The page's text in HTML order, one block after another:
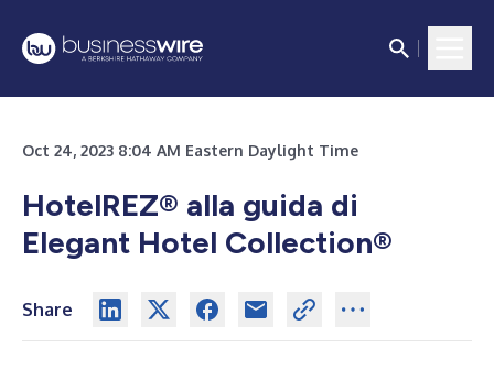
Oct 24, 2023 8:04 AM Eastern Daylight Time
HotelREZ® alla guida di
Elegant Hotel Collection®
Share